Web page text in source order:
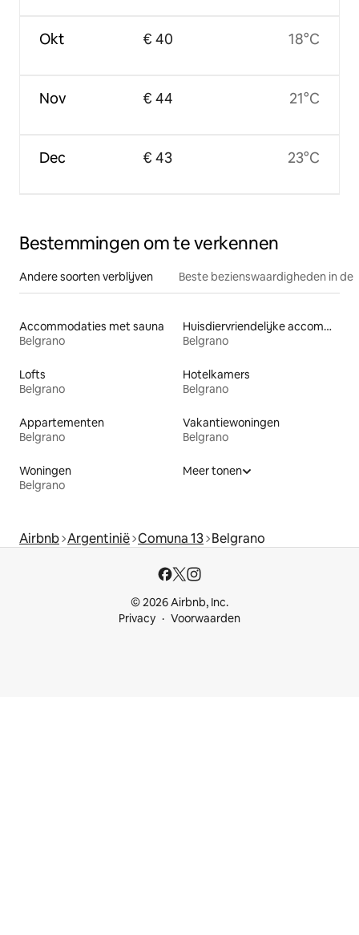
Okt
Nov
Dec
€ 40
€ 44
€ 43
18°C
21°C
23°C
Bestemmingen om te verkennen
Andere soorten verblijven Beste bezienswaardigheden in de
Accommodaties met sauna
Belgrano
Huisdiervriendelijke accommodaties
Belgrano
Lofts
Belgrano
Hotelkamers
Belgrano
Appartementen
Belgrano
Vakantiewoningen
Belgrano
Woningen
Belgrano
Meer tonen
Airbnb Argentinië Comuna 13 Belgrano
© 2026 Airbnb, Inc.
Privacy
Voorwaarden